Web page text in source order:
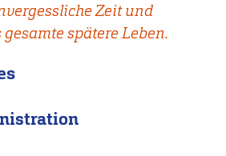
Zeit und
spätere Leben.